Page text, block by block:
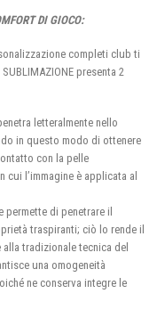
DI GIOCO:
completi club ti
presenta 2
letteralmente nello
in questo modo di ottenere
con la pelle
l’immagine è applicata al
di penetrare il
traspiranti; ciò lo rende il
tradizionale tecnica del
una omogeneità
ne conserva integre le